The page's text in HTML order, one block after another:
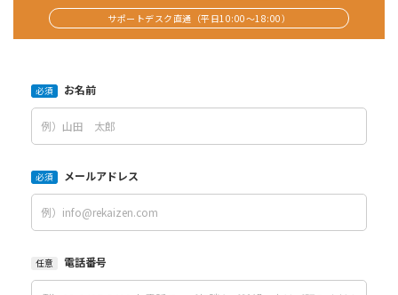
サポートデスク直通（平日10:00〜18:00）
必須 お名前
必須 メールアドレス
任意 電話番号